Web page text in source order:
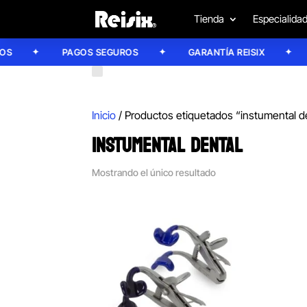
Tienda
PAGOS SEGUROS GARANTÍA REISIX
Inicio / Productos etiquetados “instumental
INSTUMENTAL DENTAL
Mostrando el único resultado